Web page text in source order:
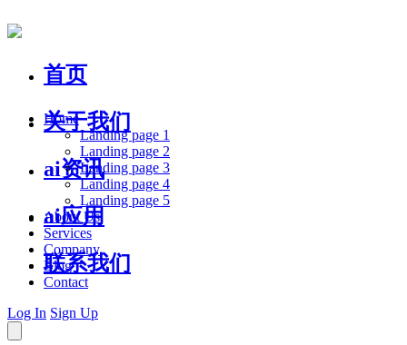
首页
关于我们
ai资讯
ai应用
联系我们
Home
Landing page 1
Landing page 2
Landing page 3
Landing page 4
Landing page 5
About Us
Services
Company
Blog
Contact
Log In Sign Up